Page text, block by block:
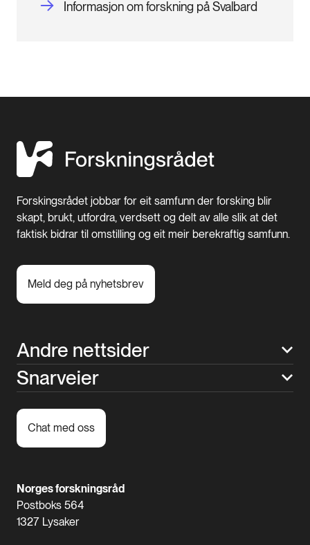
Informasjon om forskning på Svalbard
Forskingsrådet jobbar for eit samfunn der forsking blir
skapt, brukt, utfordra, verdsett og delt av alle slik at det
faktisk bidrar til omstilling og eit meir berekraftig samfunn.
Meld deg på nyhetsbrev
Andre nettsider
Snarveier
Chat med oss
Norges forskningsråd
Postboks 564
1327 Lysaker